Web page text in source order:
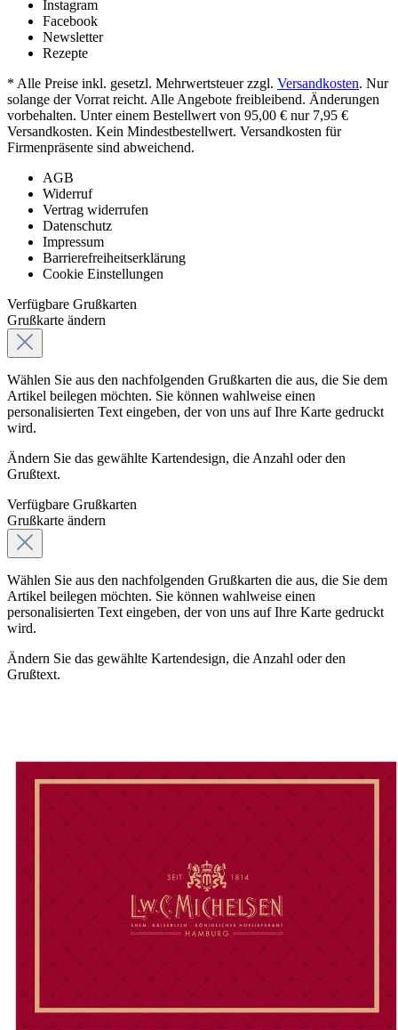
Instagram
Facebook
Newsletter
Rezepte
* Alle Preise inkl. gesetzl. Mehrwertsteuer zzgl. Versandkosten. Nur
solange der Vorrat reicht. Alle Angebote freibleibend. Änderungen
vorbehalten. Unter einem Bestellwert von 95,00 € nur 7,95 €
Versandkosten. Kein Mindestbestellwert. Versandkosten für
Firmenpräsente sind abweichend.
AGB
Widerruf
Vertrag widerrufen
Datenschutz
Impressum
Barrierefreiheitserklärung
Cookie Einstellungen
Verfügbare Grußkarten
Grußkarte ändern
Wählen Sie aus den nachfolgenden Grußkarten die aus, die Sie dem
Artikel beilegen möchten. Sie können wahlweise einen
personalisierten Text eingeben, der von uns auf Ihre Karte gedruckt
wird.
Ändern Sie das gewählte Kartendesign, die Anzahl oder den
Grußtext.
Verfügbare Grußkarten
Grußkarte ändern
Wählen Sie aus den nachfolgenden Grußkarten die aus, die Sie dem
Artikel beilegen möchten. Sie können wahlweise einen
personalisierten Text eingeben, der von uns auf Ihre Karte gedruckt
wird.
Ändern Sie das gewählte Kartendesign, die Anzahl oder den
Grußtext.